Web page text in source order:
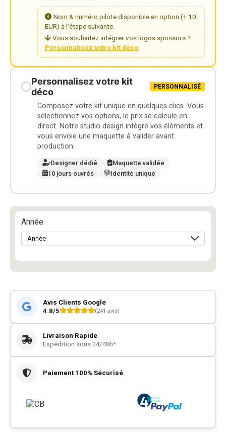
Nom & numéro pilote disponible en option (+ 10
EUR) à l'étape suivante.
Vous souhaitez intégrer vos logos sponsors ?
Personnalisez votre kit déco
Personnalisez votre kit
déco
PERSONNALISÉ
Composez votre kit unique en quelques clics. Vous
sélectionnez vos options, le prix se calcule en
direct. Notre studio design intègre vos éléments et
vous envoie une maquette à valider avant
production.
Designer dédié
Maquette validée
10 jours ouvrés
Identité unique
Année
Avis Clients Google
4.8/5
(241 avis)
Livraison Rapide
Expédition sous 24/48h*
Paiement 100% Sécurisé